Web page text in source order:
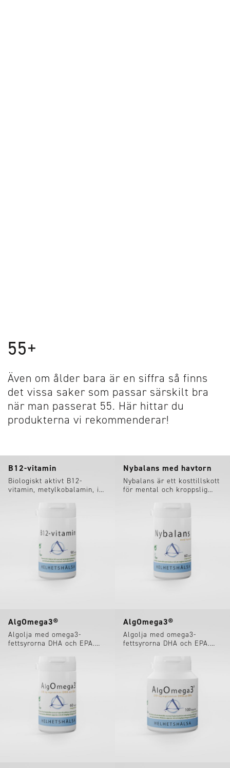
55+
Även om ålder bara är en siffra så finns
det vissa saker som passar särskilt bra
när man passerat 55. Här hittar du
produkterna vi rekommenderar!
B12-vitamin
Biologiskt aktivt B12-
vitamin, metylkobalamin, i
Nybalans med havtorn
Nybalans är ett kosttillskott
för mental och kroppslig
vitaminer, havtorn och wild
AlgOmega3®
Algolja med omega3-
fettsyrorna DHA och EPA.
AlgOmega3®
Algolja med omega3-
fettsyrorna DHA och EPA.